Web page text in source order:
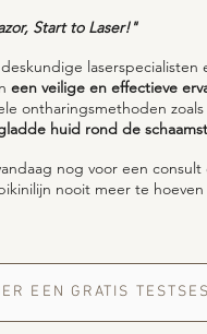
Start to Laser!"
deskundige
een veilige en effectieve
ontharingsmethoden
huid rond de
nog voor een
nooit meer te hoeven
EEN GRATIS